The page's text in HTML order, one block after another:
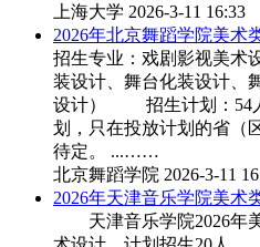
上海大学 2026-3-11 16:33
2026年北京舞蹈学院美术
招生专业：戏剧影视美术
装设计、舞台化装设计、
设计） 招生计划：54
划，只在投放计划的省（
待定。 ...……
北京舞蹈学院 2026-3-11
2026年天津音乐学院美术
天津音乐学院2026年